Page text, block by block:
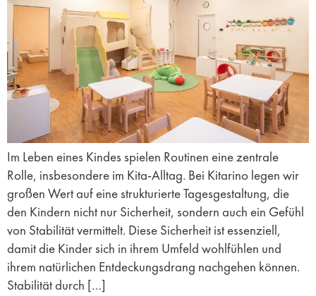
Im Leben eines Kindes spielen Routinen eine zentrale
Rolle, insbesondere im Kita-Alltag. Bei Kitarino legen wir
großen Wert auf eine strukturierte Tagesgestaltung, die
den Kindern nicht nur Sicherheit, sondern auch ein Gefühl
von Stabilität vermittelt. Diese Sicherheit ist essenziell,
damit die Kinder sich in ihrem Umfeld wohlfühlen und
ihrem natürlichen Entdeckungsdrang nachgehen können.
Stabilität durch […]